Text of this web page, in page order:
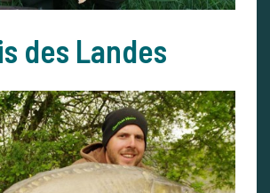
des Landes